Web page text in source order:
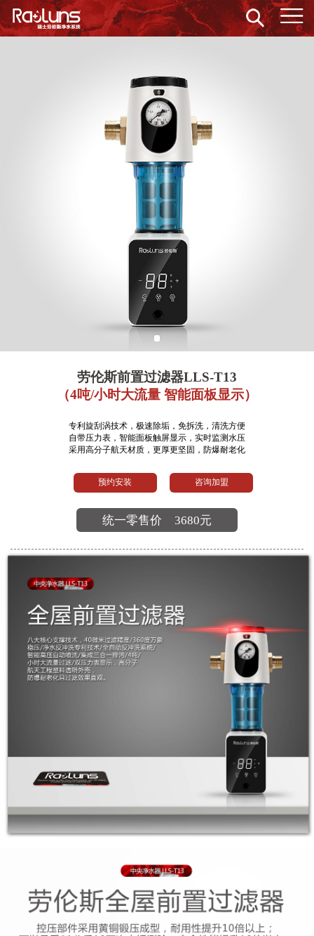
劳伦斯前置过滤器LLS-T13
（4吨/小时大流量 智能面板显示）
专利旋刮涡技术，极速除垢，免拆洗，清洗方便
自带压力表，智能面板触屏显示，实时监测水压
采用高分子航天材质，更厚更坚固，防爆耐老化
预约安装 咨询加盟
统一零售价 3680元